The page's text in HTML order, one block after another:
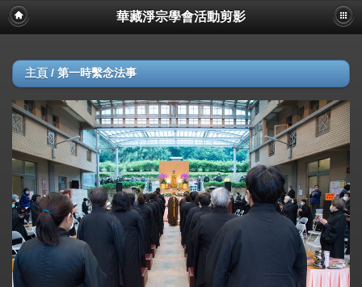
華藏淨宗學會活動剪影
主頁 / 第一時繫念法事